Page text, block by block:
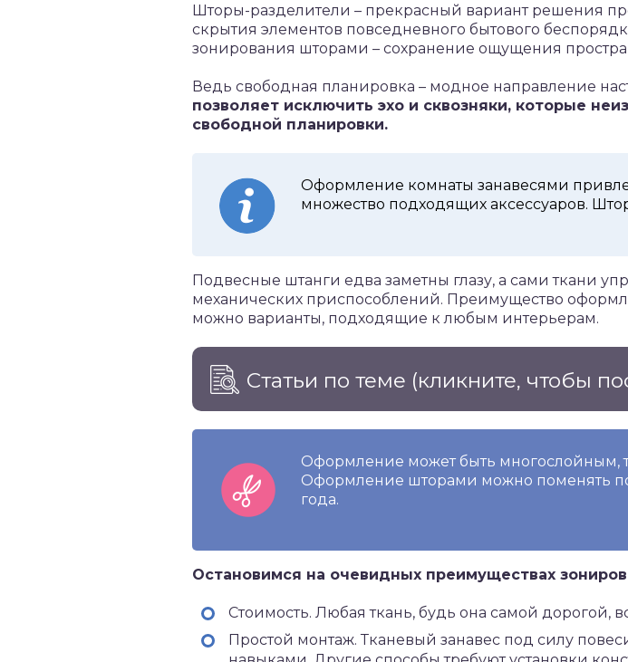
Шторы-разделители – прекрасный вариант решения
скрытия элементов повседневного бытового
зонирования шторами – сохранение ощущения
Ведь свободная планировка – модное направление
позволяет исключить эхо и сквозняки, которые
свободной планировки.
Оформление комнаты занавесями
множество подходящих аксессуаров.
Подвесные штанги едва заметны глазу, а сами ткани
механических приспособлений. Преимущество
можно варианты, подходящие к любым интерьерам.
Статьи по теме (кликните, чтобы
Оформление может быть многослойным,
Оформление шторами можно поменять
года.
Остановимся на очевидных преимуществах
Стоимость. Любая ткань, будь она самой дорогой,
Простой монтаж. Тканевый занавес под силу